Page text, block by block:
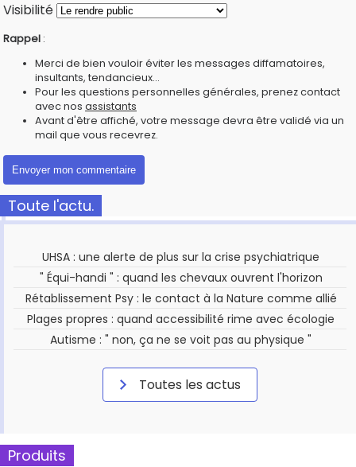
Visibilité
Rappel :
Merci de bien vouloir éviter les messages diffamatoires,
insultants, tendancieux...
Pour les questions personnelles générales, prenez contact
avec nos assistants
Avant d'être affiché, votre message devra être validé via un
mail que vous recevrez.
Toute l'actu.
UHSA : une alerte de plus sur la crise psychiatrique
" Équi-handi " : quand les chevaux ouvrent l'horizon
Rétablissement Psy : le contact à la Nature comme allié
Plages propres : quand accessibilité rime avec écologie
Autisme : " non, ça ne se voit pas au physique "
Toutes les actus
Produits